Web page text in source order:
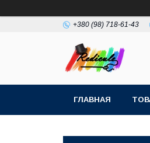
+380 (98) 718-61-43
ГЛАВНАЯ